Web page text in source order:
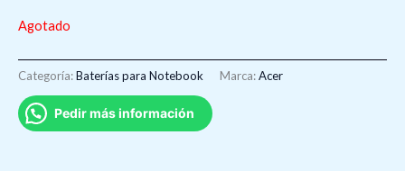
Agotado
Categoría:Baterí­as para Notebook Marca:Acer
Pedir más información